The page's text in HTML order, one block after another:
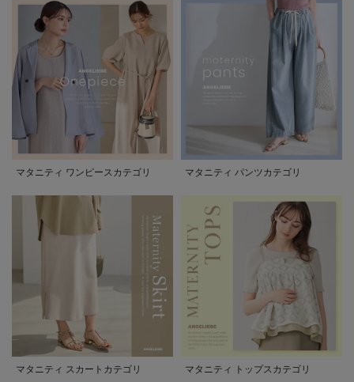
マタニティ ワンピースカテゴリ マタニティ パンツカテゴリ
マタニティ スカートカテゴリ マタニティ トップスカテゴリ